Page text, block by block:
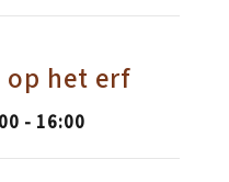
op het erf
- 16:00